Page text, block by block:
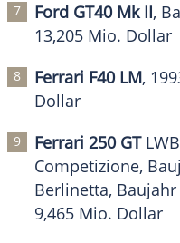
Ford GT40 Mk II,
13,205 Mio. Dollar
Ferrari F40 LM,
Dollar
Ferrari 250 GT
Competizione,
Berlinetta,
9,465 Mio. Dollar